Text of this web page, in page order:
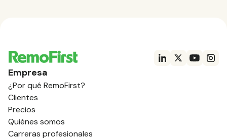
Empresa
¿Por qué RemoFirst?
Clientes
Precios
Quiénes somos
Carreras profesionales